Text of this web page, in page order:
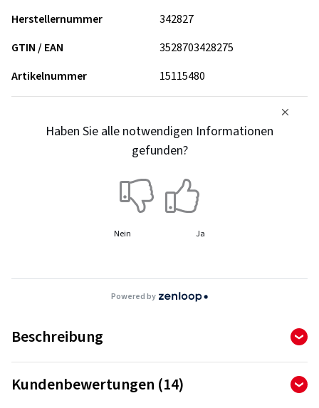
Herstellernummer
342827
GTIN / EAN
3528703428275
Artikelnummer
15115480
Haben Sie alle notwendigen Informationen
gefunden?
Nein Ja
Powered by
Beschreibung
Kundenbewertungen (14)